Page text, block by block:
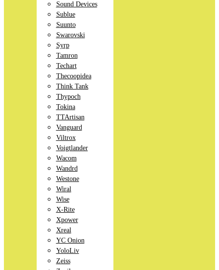
Sound Devices
Sublue
Suunto
Swarovski
Syrp
Tamron
Techart
Thecoopidea
Think Tank
Thypoch
Tokina
TTArtisan
Vanguard
Viltrox
Voigtlander
Wacom
Wandrd
Westone
Wiral
Wise
X-Rite
Xpower
Xreal
YC Onion
YoloLiv
Zeiss